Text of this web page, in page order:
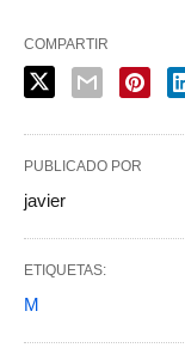
COMPARTIR
PUBLICADO POR
javier
ETIQUETAS:
M